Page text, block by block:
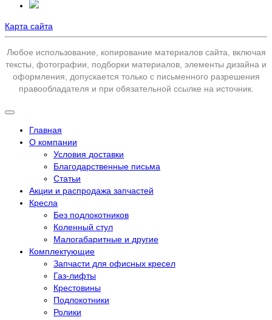
Карта сайта
Любое использование, копирование материалов сайта, включая
тексты, фотографии, подборки материалов, элементы дизайна и
оформления, допускается только с письменного разрешения
правообладателя и при обязательной ссылке на источник.
Главная
О компании
Условия доставки
Благодарственные письма
Статьи
Акции и распродажа запчастей
Кресла
Без подлокотников
Коленный стул
Малогабаритные и другие
Комплектующие
Запчасти для офисных кресел
Газ-лифты
Крестовины
Подлокотники
Ролики